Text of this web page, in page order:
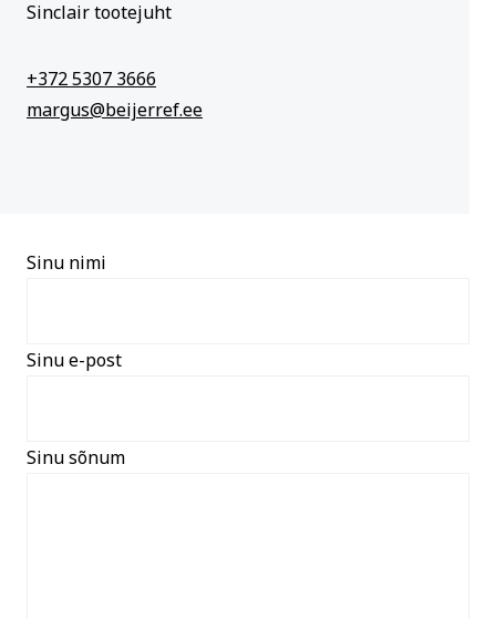
Sinclair tootejuht
+372 5307 3666
margus@beijerref.ee
Sinu nimi
Sinu e-post
Sinu sõnum